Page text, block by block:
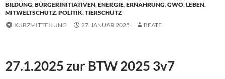
BILDUNG,BÜRGERINITIATIVEN,ENERGIE,ERNÄHRUNG,GWÖ,LEBEN,
MITWELTSCHUTZ,POLITIK,TIERSCHUTZ
KURZMITTEILUNG
27. JANUAR 2025 BEATE
27.1.2025 zur BTW 2025 3v7